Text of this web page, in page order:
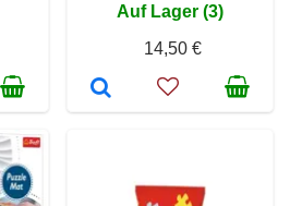
Auf Lager (3)
14,50 €